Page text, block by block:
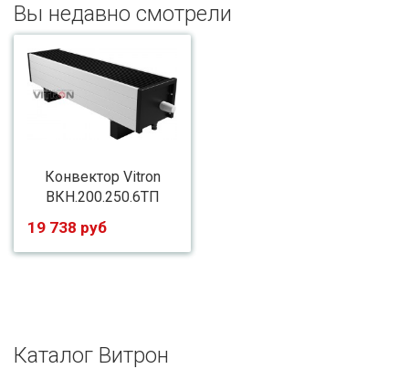
Вы недавно смотрели
Конвектор Vitron
ВКН.200.250.6ТП
19 738 руб
Каталог Витрон